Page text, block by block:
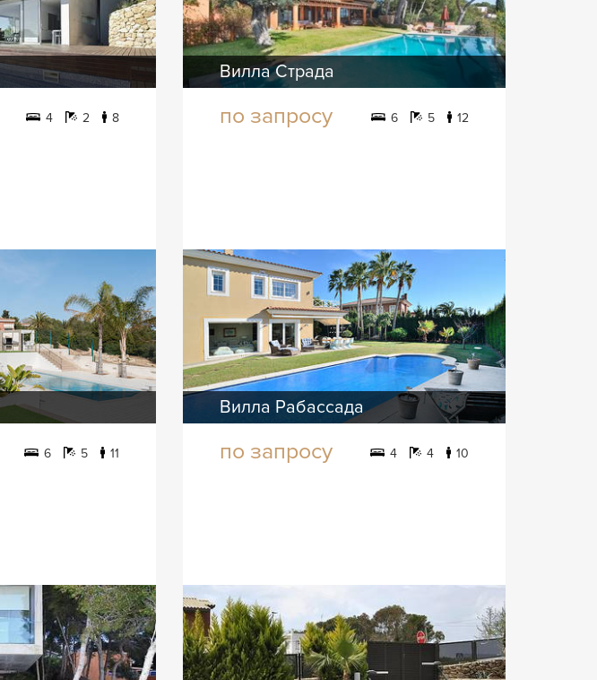
4 2 8
Вилла Страда
по запросу 6 5 12
6 5 11
Вилла Рабассада
по запросу 4 4 10